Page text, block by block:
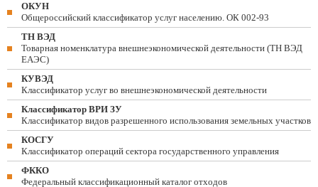
ОКУН
Общероссийский классификатор услуг населению. ОК 002-93
ТН ВЭД
Товарная номенклатура внешнеэкономической деятельности (ТН ВЭД
ЕАЭС)
КУВЭД
Классификатор услуг во внешнеэкономической деятельности
Классификатор ВРИ ЗУ
Классификатор видов разрешенного использования земельных участков
КОСГУ
Классификатор операций сектора государственного управления
ФККО
Федеральный классификационный каталог отходов